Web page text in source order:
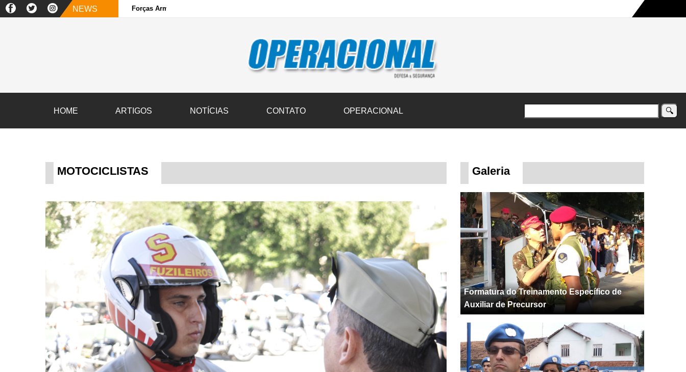
NEWS Forças Armadas e sociedade civil transportam 3,6 mil toneladas de donativos ao Rio Grande do Sul na maior campanha humanitária já registrada no país
HOME ARTIGOS NOTÍCIAS CONTATO OPERACIONAL
MOTOCICLISTAS Galeria
Formatura do Treinamento Específico de
Auxiliar de Precursor